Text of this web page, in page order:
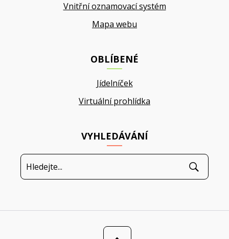
Vnitřní oznamovací systém
Mapa webu
OBLÍBENÉ
Jídelníček
Virtuální prohlídka
VYHLEDÁVÁNÍ